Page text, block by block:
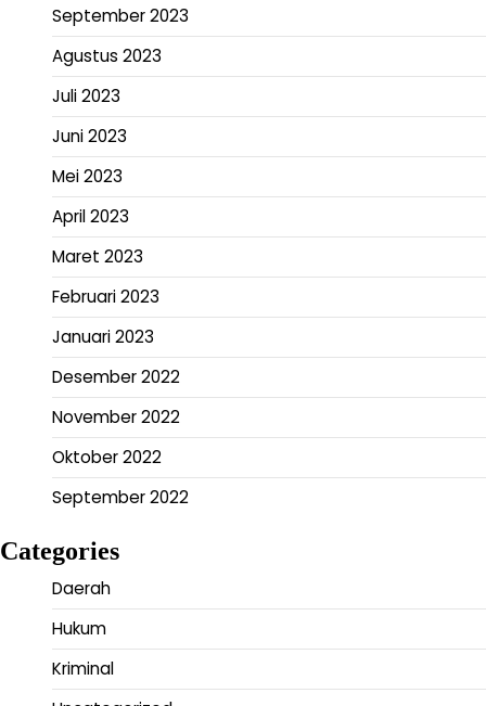
September 2023
Agustus 2023
Juli 2023
Juni 2023
Mei 2023
April 2023
Maret 2023
Februari 2023
Januari 2023
Desember 2022
November 2022
Oktober 2022
September 2022
Categories
Daerah
Hukum
Kriminal